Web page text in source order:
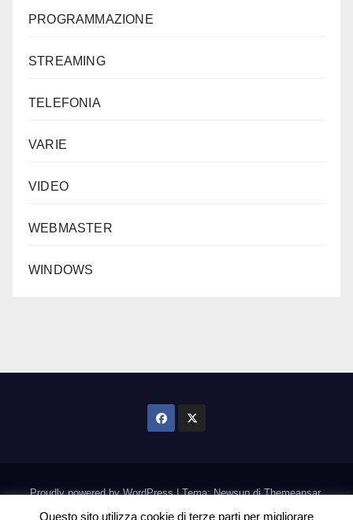
PROGRAMMAZIONE
STREAMING
TELEFONIA
VARIE
VIDEO
WEBMASTER
WINDOWS
Proudly powered by WordPress|Tema: Newsup diThemeansar.
Questo sito utilizza cookie di terze parti per migliorare